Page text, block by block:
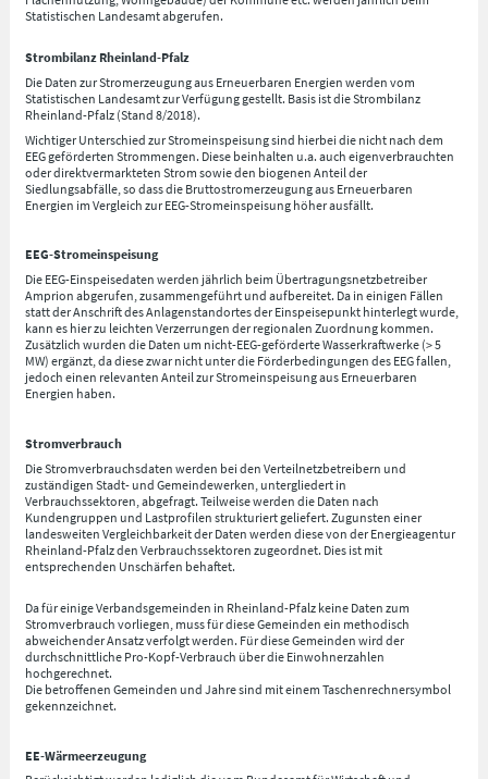
Statistischen Landesamt abgerufen.
Strombilanz Rheinland-Pfalz
Die Daten zur Stromerzeugung aus Erneuerbaren Energien werden vom
Statistischen Landesamt zur Verfügung gestellt. Basis ist die Strombilanz
Rheinland-Pfalz (Stand 8/2018).
Wichtiger Unterschied zur Stromeinspeisung sind hierbei die nicht nach dem
EEG geförderten Strommengen. Diese beinhalten u.a. auch eigenverbrauchten
oder direktvermarkteten Strom sowie den biogenen Anteil der
Siedlungsabfälle, so dass die Bruttostromerzeugung aus Erneuerbaren
Energien im Vergleich zur EEG-Stromeinspeisung höher ausfällt.
EEG-Stromeinspeisung
Die EEG-Einspeisedaten werden jährlich beim Übertragungsnetzbetreiber
Amprion abgerufen, zusammengeführt und aufbereitet. Da in einigen Fällen
statt der Anschrift des Anlagenstandortes der Einspeisepunkt hinterlegt wurde,
kann es hier zu leichten Verzerrungen der regionalen Zuordnung kommen.
Zusätzlich wurden die Daten um nicht-EEG-geförderte Wasserkraftwerke (> 5
MW) ergänzt, da diese zwar nicht unter die Förderbedingungen des EEG fallen,
jedoch einen relevanten Anteil zur Stromeinspeisung aus Erneuerbaren
Energien haben.
Stromverbrauch
Die Stromverbrauchsdaten werden bei den Verteilnetzbetreibern und
zuständigen Stadt- und Gemeindewerken, untergliedert in
Verbrauchssektoren, abgefragt. Teilweise werden die Daten nach
Kundengruppen und Lastprofilen strukturiert geliefert. Zugunsten einer
landesweiten Vergleichbarkeit der Daten werden diese von der Energieagentur
Rheinland-Pfalz den Verbrauchssektoren zugeordnet. Dies ist mit
entsprechenden Unschärfen behaftet.
Da für einige Verbandsgemeinden in Rheinland-Pfalz keine Daten zum
Stromverbrauch vorliegen, muss für diese Gemeinden ein methodisch
abweichender Ansatz verfolgt werden. Für diese Gemeinden wird der
durchschnittliche Pro-Kopf-Verbrauch über die Einwohnerzahlen
hochgerechnet.
Die betroffenen Gemeinden und Jahre sind mit einem Taschenrechnersymbol
gekennzeichnet.
EE-Wärmeerzeugung